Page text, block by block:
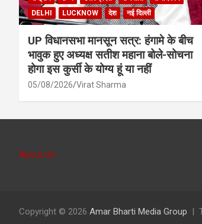
DELHI
LUCKNOW देश नई दिल्ली
UP विधानसभा मानसून सत्र: हंगामे के बीच
भावुक हुए अध्यक्ष सतीश महाना बोले-सोचना
होगा इस कुर्सी के योग्य हूं या नहीं
05/08/2026 Virat Sharma
About Us
Copyright © 2026 Amar Bharti Media Group